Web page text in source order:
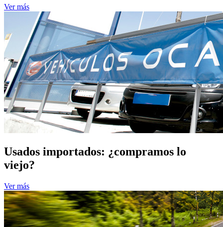
Ver más
Usados importados: ¿compramos lo
viejo?
Ver más